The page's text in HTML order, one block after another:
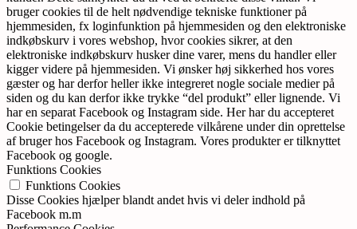
bruger cookies til de helt nødvendige tekniske funktioner på
hjemmesiden, fx loginfunktion på hjemmesiden og den elektroniske
indkøbskurv i vores webshop, hvor cookies sikrer, at den
elektroniske indkøbskurv husker dine varer, mens du handler eller
kigger videre på hjemmesiden. Vi ønsker høj sikkerhed hos vores
gæster og har derfor heller ikke integreret nogle sociale medier på
siden og du kan derfor ikke trykke “del produkt” eller lignende. Vi
har en separat Facebook og Instagram side. Her har du accepteret
Cookie betingelser da du accepterede vilkårene under din oprettelse
af bruger hos Facebook og Instagram. Vores produkter er tilknyttet
Facebook og google.
Funktions Cookies
Funktions Cookies
Disse Cookies hjælper blandt andet hvis vi deler indhold på
Facebook m.m